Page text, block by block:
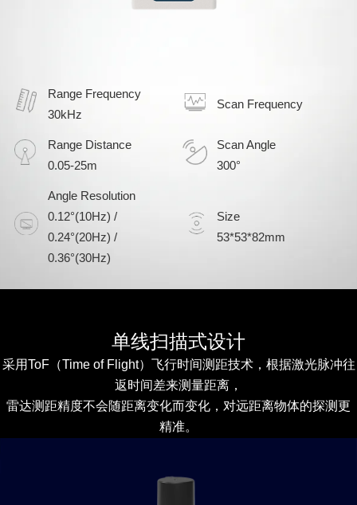
Range Frequency
30kHz
Scan Frequency
Range Distance
0.05-25m
Scan Angle
300°
Angle Resolution
0.12°(10Hz) /
0.24°(20Hz) /
0.36°(30Hz)
Size
53*53*82mm
单线扫描式设计
采用ToF（Time of Flight）飞行时间测距技术，根据激光脉冲往
返时间差来测量距离，
雷达测距精度不会随距离变化而变化，对远距离物体的探测更
精准。